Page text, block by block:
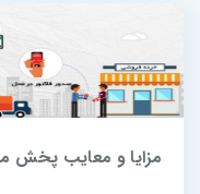
مزایا و معایب پخش